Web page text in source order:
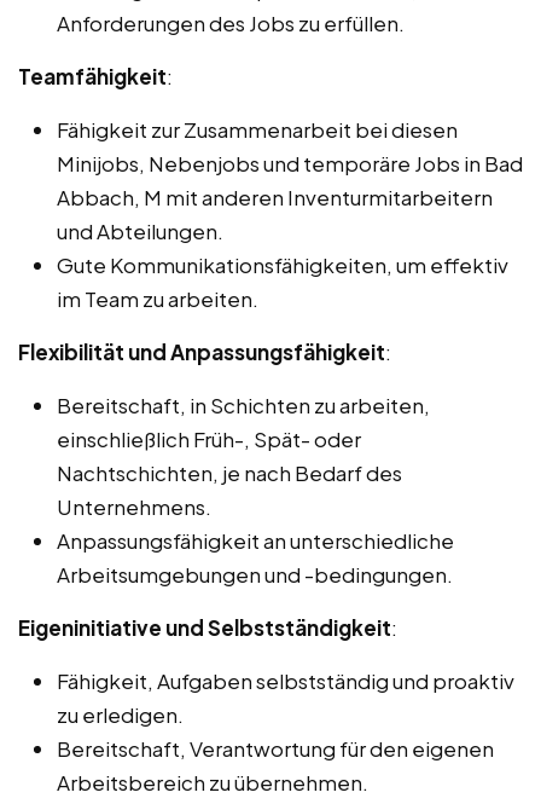
Anforderungen des Jobs zu erfüllen.
Teamfähigkeit:
Fähigkeit zur Zusammenarbeit bei diesen
Minijobs, Nebenjobs und temporäre Jobs in Bad
Abbach, M mit anderen Inventurmitarbeitern
und Abteilungen.
Gute Kommunikationsfähigkeiten, um effektiv
im Team zu arbeiten.
Flexibilität und Anpassungsfähigkeit:
Bereitschaft, in Schichten zu arbeiten,
einschließlich Früh-, Spät- oder
Nachtschichten, je nach Bedarf des
Unternehmens.
Anpassungsfähigkeit an unterschiedliche
Arbeitsumgebungen und -bedingungen.
Eigeninitiative und Selbstständigkeit:
Fähigkeit, Aufgaben selbstständig und proaktiv
zu erledigen.
Bereitschaft, Verantwortung für den eigenen
Arbeitsbereich zu übernehmen.